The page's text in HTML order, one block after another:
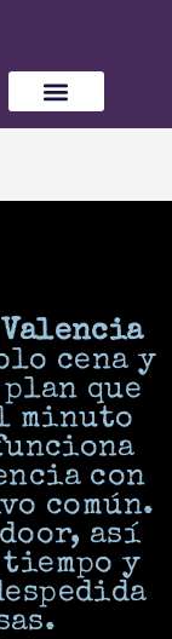
cena y
que
minuto
con
común.
así
y